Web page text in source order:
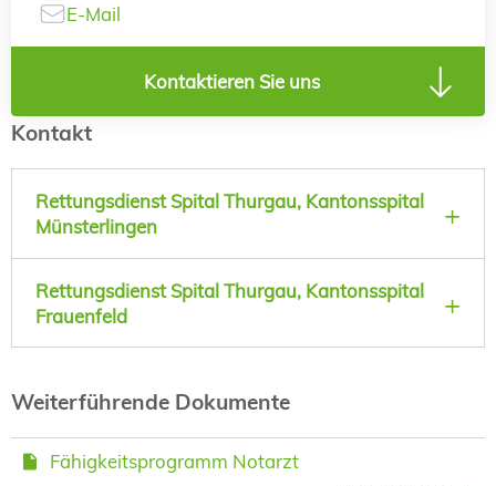
E-Mail
Kontaktieren Sie uns
Kontakt
Rettungsdienst Spital Thurgau, Kantonsspital
Münsterlingen
Rettungsdienst Spital Thurgau, Kantonsspital
Frauenfeld
Weiterführende Dokumente
Fähigkeitsprogramm Notarzt